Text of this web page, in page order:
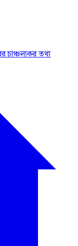
চাঞ্চল্যকর তথ্য